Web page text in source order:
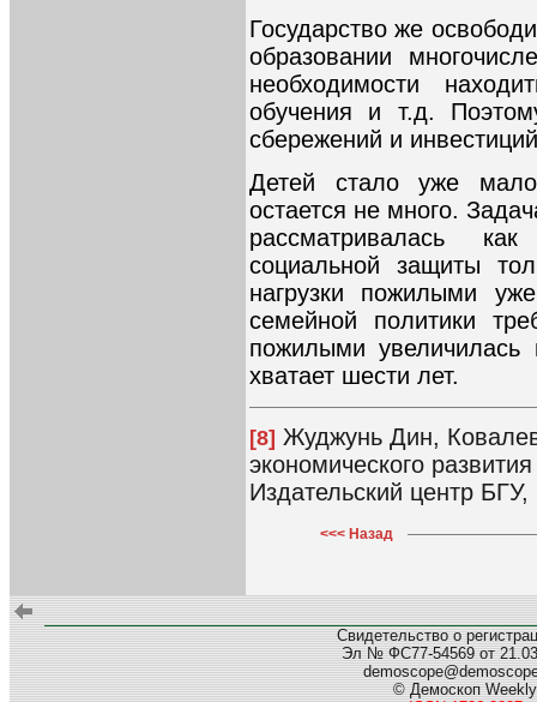
Государство же
образовании
необходимости
обучения и т.д.
сбережений и
Детей стало уже
остается не много.
рассматривалась
социальной защиты
нагрузки пожилыми
семейной политики
пожилыми
хватает шести лет.
[8] Жуджунь Дин,
экономического
Издательский центр
<<< Назад
Свидетельство о
Эл № ФС77-54569 от
© Демоскоп Weekly